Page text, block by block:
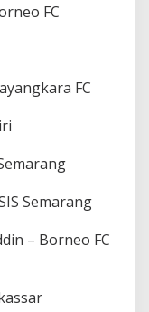
FC
FC
Semarang
– Borneo FC